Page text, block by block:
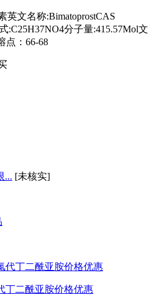
英文名称:BimatoprostCAS
:C25H37NO4分子量:415.57Mol文
点：66-68
... [未核实]
丁二酰亚胺价格优惠